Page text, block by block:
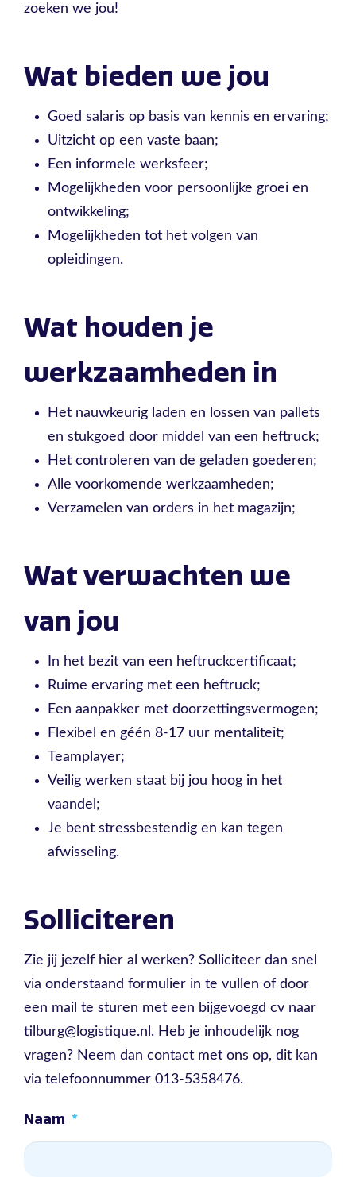
zoeken we jou!
Wat bieden we jou
Goed salaris op basis van kennis en ervaring;
Uitzicht op een vaste baan;
Een informele werksfeer;
Mogelijkheden voor persoonlijke groei en
ontwikkeling;
Mogelijkheden tot het volgen van
opleidingen.
Wat houden je
werkzaamheden in
Het nauwkeurig laden en lossen van pallets
en stukgoed door middel van een heftruck;
Het controleren van de geladen goederen;
Alle voorkomende werkzaamheden;
Verzamelen van orders in het magazijn;
Wat verwachten we
van jou
In het bezit van een heftruckcertificaat;
Ruime ervaring met een heftruck;
Een aanpakker met doorzettingsvermogen;
Flexibel en géén 8-17 uur mentaliteit;
Teamplayer;
Veilig werken staat bij jou hoog in het
vaandel;
Je bent stressbestendig en kan tegen
afwisseling.
Solliciteren
Zie jij jezelf hier al werken? Solliciteer dan snel
via onderstaand formulier in te vullen of door
een mail te sturen met een bijgevoegd cv naar
tilburg@logistique.nl. Heb je inhoudelijk nog
vragen? Neem dan contact met ons op, dit kan
via telefoonnummer 013-5358476.
Naam *